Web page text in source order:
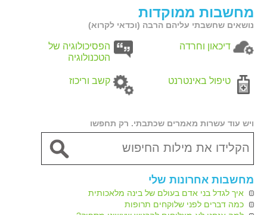
מחשבות ממוקדות
נושאים שחשבתי עליהם הרבה (וכדאי לקרוא)
דיכאון וחרדה
הפסיכולוגיה של
הטכנולוגיה
טיפול באינטרנט קשב וריכוז
ויש עוד עשרות מאמרים שכתבתי. רק תחפשו
מחשבות אחרונות שלי
איך לגדל בני אדם בעולם של בינה מלאכותית
כמה דברים לפני שלוקחים תרופות